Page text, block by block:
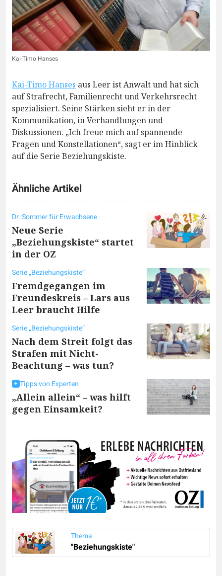
Kai-Timo Hanses
Kai-Timo Hanses aus Leer ist Anwalt und hat sich
auf Strafrecht, Familienrecht und Verkehrsrecht
spezialisiert. Seine Stärken sieht er in der
Kommunikation, in Verhandlungen und
Diskussionen. „Ich freue mich auf spannende
Fragen und Konstellationen“, sagt er im Hinblick
auf die Serie Beziehungskiste.
Ähnliche Artikel
Dr. Sommer für Erwachsene
Neue Serie
„Beziehungskiste“ startet
in der OZ
Serie „Beziehungskiste“
Fremdgegangen im
Freundeskreis – Lars aus
Leer braucht Hilfe
Serie „Beziehungskiste“
Nach dem Streit folgt das
Strafen mit Nicht-
Beachtung – was tun?
Tipps von Experten
„Allein allein“ – was hilft
gegen Einsamkeit?
Thema
"Beziehungskiste"